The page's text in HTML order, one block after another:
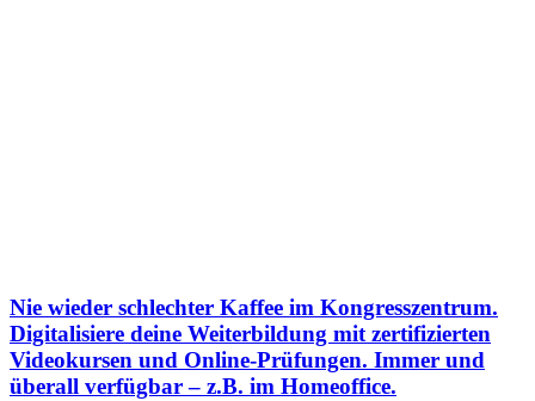
Nie wieder schlechter Kaffee im Kongresszentrum.
Digitalisiere deine Weiterbildung mit zertifizierten
Videokursen und Online-Prüfungen. Immer und
überall verfügbar – z.B. im Homeoffice.